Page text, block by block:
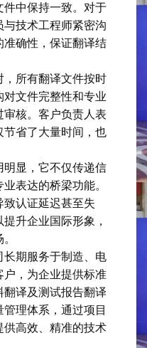
件中保持一致。对于
技术工程师紧密沟
准确性，保证翻译结
，所有翻译文件按时
文件完整性和专业
核。客户负责人表
节省了大量时间，也
明显，它不仅传递信
表达的桥梁功能。
认证延迟甚至失
升企业国际形象，
长期服务于制造、电
户，为企业提供标准
译及测试报告翻译
理体系，通过项目
供高效、精准的技术